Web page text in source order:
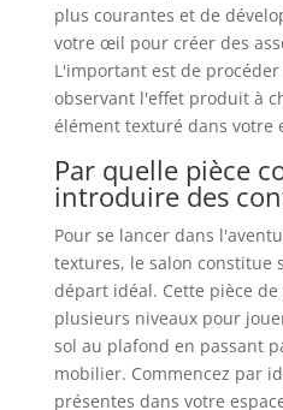
plus courantes et de
votre œil pour créer des
L'important est de
observant l'effet produit à
élément texturé dans votre
Par quelle pièce
introduire des
Pour se lancer dans
textures, le salon constitue
départ idéal. Cette pièce
plusieurs niveaux pour
sol au plafond en passant
mobilier. Commencez par
présentes dans votre